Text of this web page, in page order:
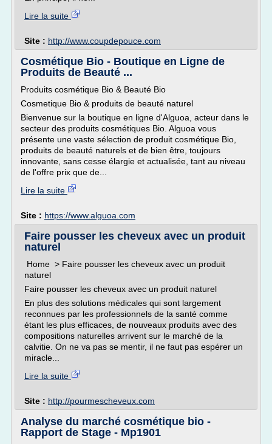
Lire la suite
Site : http://www.coupdepouce.com
Cosmétique Bio - Boutique en Ligne de
Produits de Beauté ...
Produits cosmétique Bio & Beauté Bio
Cosmetique Bio & produits de beauté naturel
Bienvenue sur la boutique en ligne d'Alguoa, acteur dans le
secteur des produits cosmétiques Bio. Alguoa vous
présente une vaste sélection de produit cosmétique Bio,
produits de beauté naturels et de bien être, toujours
innovante, sans cesse élargie et actualisée, tant au niveau
de l'offre prix que de...
Lire la suite
Site : https://www.alguoa.com
Faire pousser les cheveux avec un produit
naturel
Home > Faire pousser les cheveux avec un produit
naturel
Faire pousser les cheveux avec un produit naturel
En plus des solutions médicales qui sont largement
reconnues par les professionnels de la santé comme
étant les plus efficaces, de nouveaux produits avec des
compositions naturelles arrivent sur le marché de la
calvitie. On ne va pas se mentir, il ne faut pas espérer un
miracle...
Lire la suite
Site : http://pourmescheveux.com
Analyse du marché cosmétique bio -
Rapport de Stage - Mp1901